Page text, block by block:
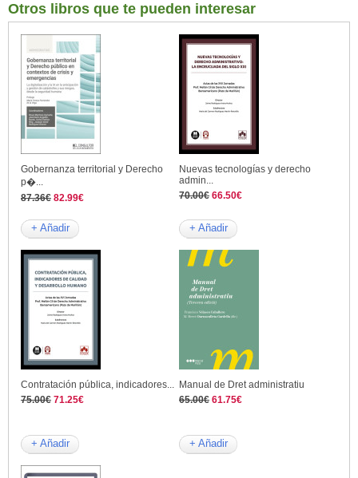
Otros libros que te pueden interesar
Gobernanza territorial y Derecho
p�...
87.36€ 82.99€
+ Añadir
Nuevas tecnologías y derecho
admin...
70.00€ 66.50€
+ Añadir
Contratación pública, indicadores...
75.00€ 71.25€
+ Añadir
Manual de Dret administratiu
65.00€ 61.75€
+ Añadir